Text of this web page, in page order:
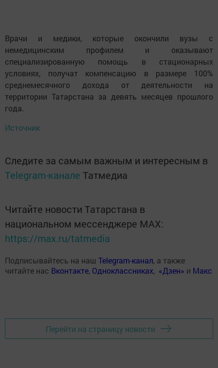
Врачи и медики, которые окончили вузы с
немедицинским профилем и оказывают
специализированную помощь в стационарных
условиях, получат компенсацию в размере 100%
среднемесячного дохода от деятельности на
территории Татарстана за девять месяцев прошлого
года.
Источник
Следите за самым важным и интересным в
Telegram-канале Татмедиа
Читайте новости Татарстана в
национальном мессенджере MАХ:
https://max.ru/tatmedia
Подписывайтесь на наш Telegram-канал, а также
читайте нас Вконтакте, Одноклассниках, «Дзен» и Макс
Перейти на страницу новости